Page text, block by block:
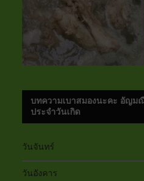
บทความเบาสมองนะคะ อัญม
ประจำวันเกิด
วันจันทร์
วันอังคาร